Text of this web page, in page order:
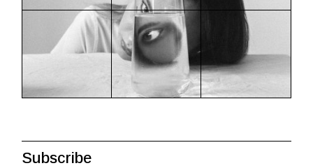
Subscribe